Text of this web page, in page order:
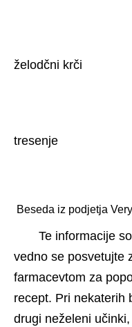
želodčni krči
tresenje
Beseda iz podjetja
Te informacije
vedno se posvetujte
farmacevtom za
recept. Pri nekaterih
drugi neželeni